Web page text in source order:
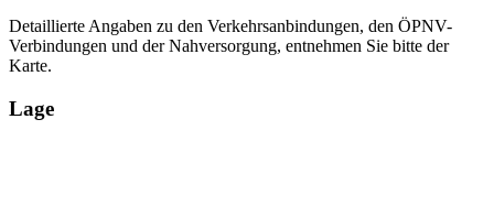
Detaillierte Angaben zu den Verkehrsanbindungen, den ÖPNV-
Verbindungen und der Nahversorgung, entnehmen Sie bitte der
Karte.
Lage